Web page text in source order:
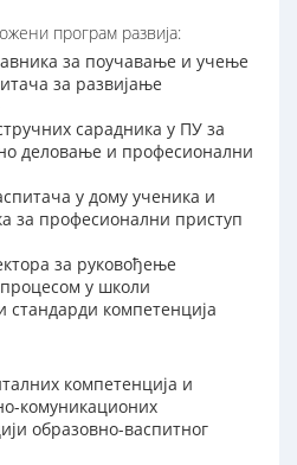
програм развија:
за поучавање и учење
за развијање
сарадника у ПУ за
деловање и професионални
у дому ученика и
за професионални приступ
за руковођење
у школи
компетенција
компетенција и
комуникационих
образовно-васпитног